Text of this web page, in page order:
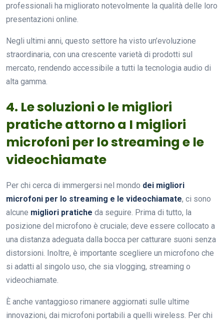
professionali ha migliorato notevolmente la qualità delle loro
presentazioni online.
Negli ultimi anni, questo settore ha visto un’evoluzione
straordinaria, con una crescente varietà di prodotti sul
mercato, rendendo accessibile a tutti la tecnologia audio di
alta gamma.
4. Le soluzioni o le migliori
pratiche attorno a I migliori
microfoni per lo streaming e le
videochiamate
Per chi cerca di immergersi nel mondo dei migliori
microfoni per lo streaming e le videochiamate, ci sono
alcune migliori pratiche da seguire. Prima di tutto, la
posizione del microfono è cruciale; deve essere collocato a
una distanza adeguata dalla bocca per catturare suoni senza
distorsioni. Inoltre, è importante scegliere un microfono che
si adatti al singolo uso, che sia vlogging, streaming o
videochiamate.
È anche vantaggioso rimanere aggiornati sulle ultime
innovazioni, dai microfoni portabili a quelli wireless. Per chi